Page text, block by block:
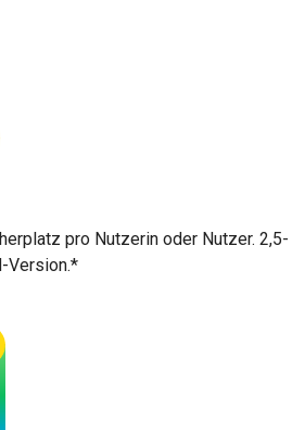
pro Nutzerin oder Nutzer. 2,5-
Version.*